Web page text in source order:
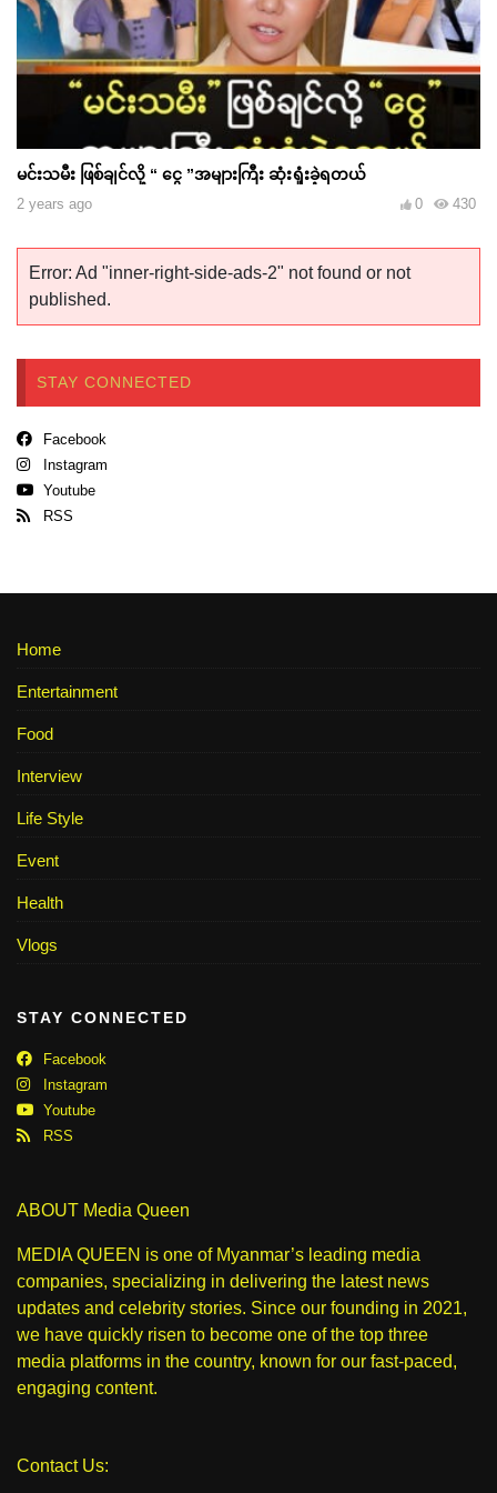
မင်းသမီး ဖြစ်ချင်လို့ “ ငွေ ”အများကြီး ဆုံးရှုံးခဲ့ရတယ်
2 years ago 430
0
Error: Ad "inner-right-side-ads-2" not found or not
published.
STAY CONNECTED
Facebook
Instagram
Youtube
RSS
Home
Entertainment
Food
Interview
Life Style
Event
Health
Vlogs
STAY CONNECTED
Facebook
Instagram
Youtube
RSS
ABOUT Media Queen
MEDIA QUEEN is one of Myanmar’s leading media
companies, specializing in delivering the latest news
updates and celebrity stories. Since our founding in 2021,
we have quickly risen to become one of the top three
media platforms in the country, known for our fast-paced,
engaging content.
Contact Us: